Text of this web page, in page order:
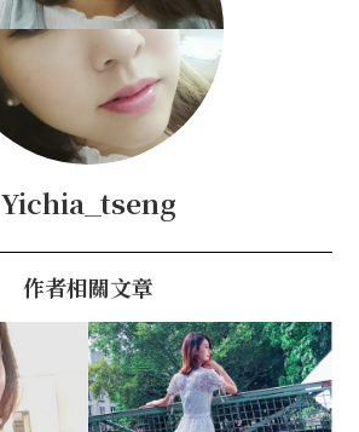
Yichia_tseng
作者相關文章